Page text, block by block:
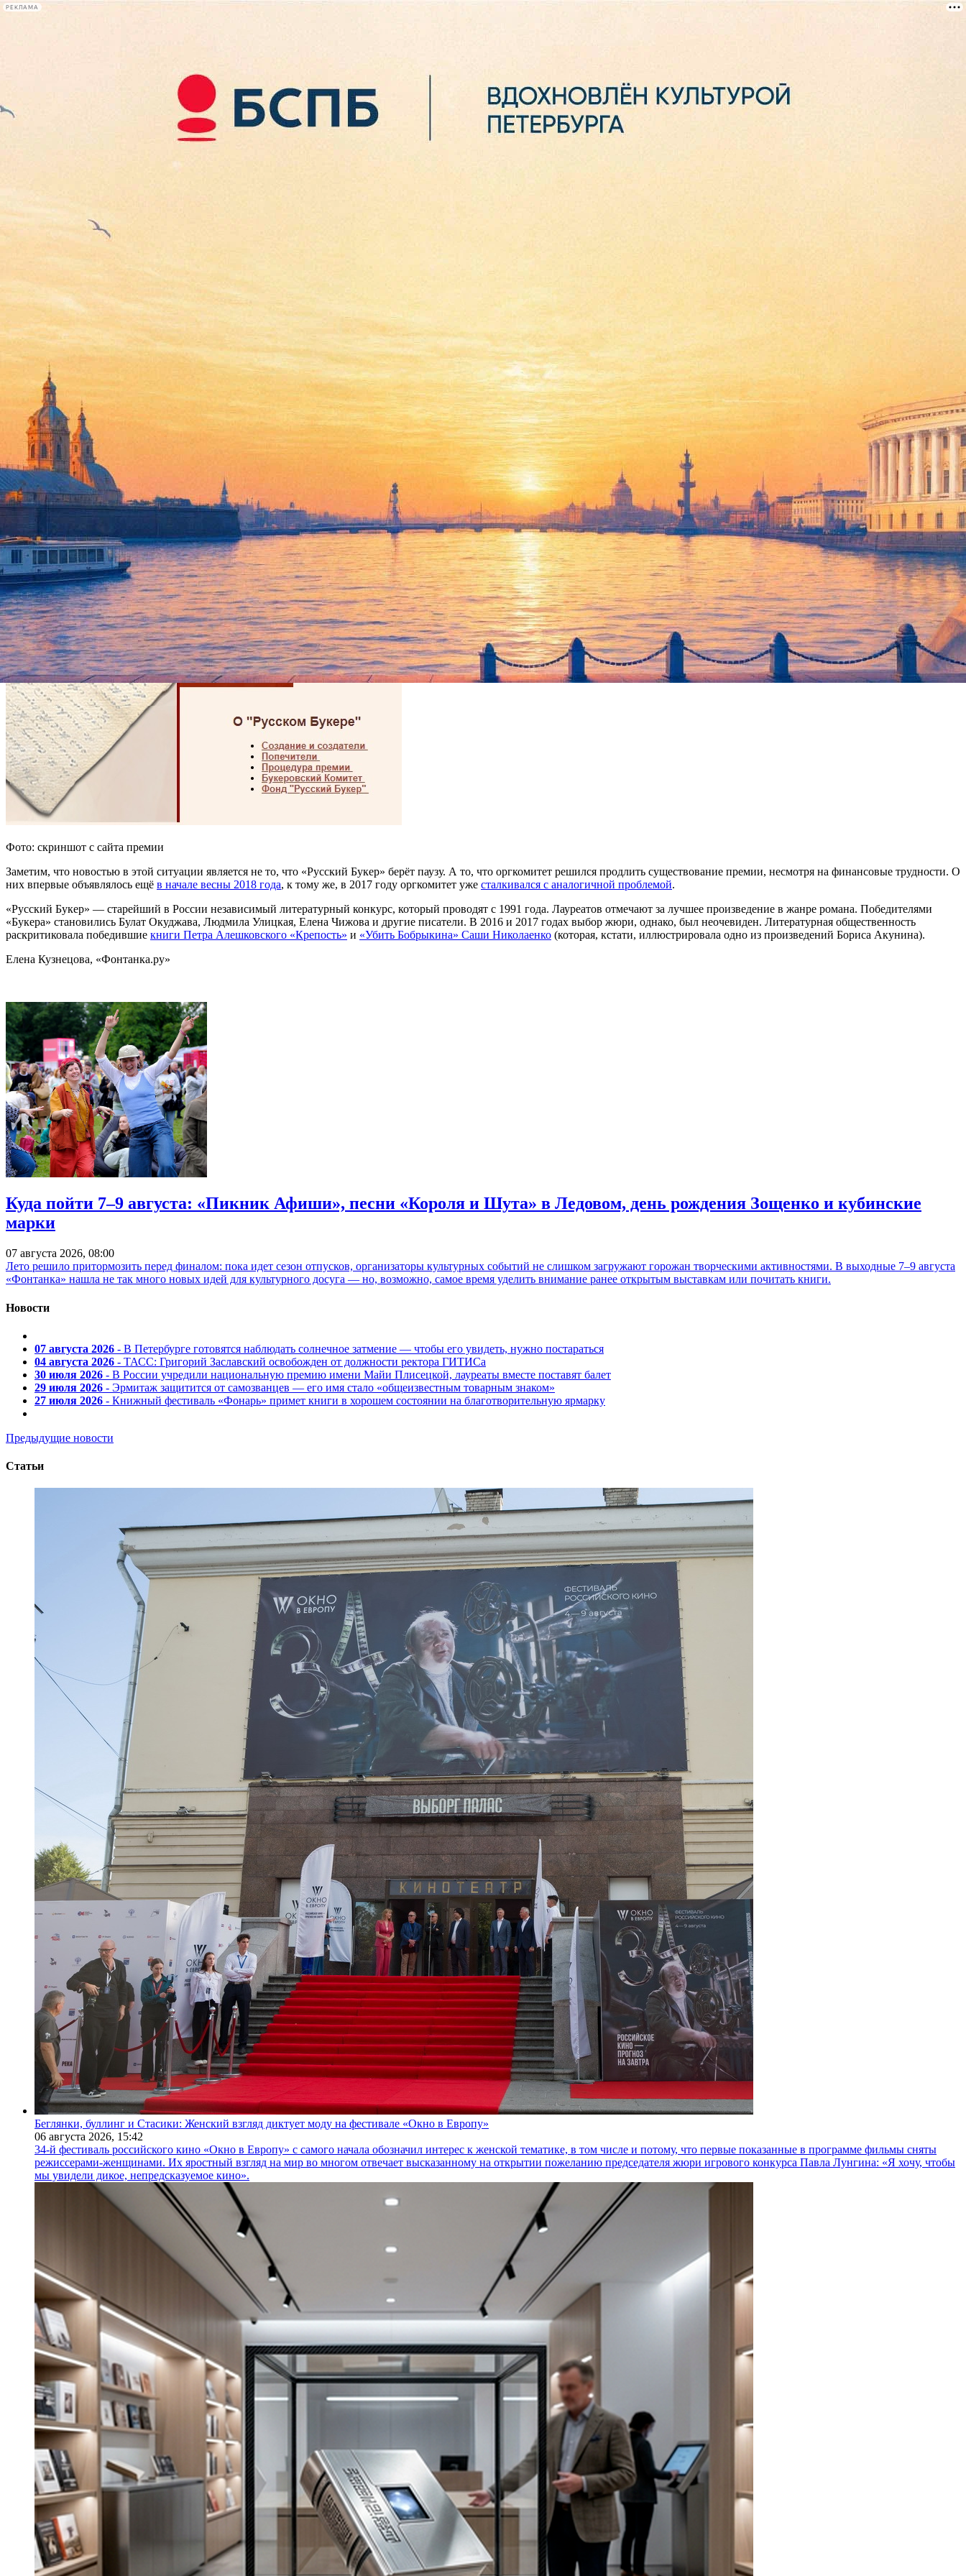
РЕКЛАМА
лекции
книги
Премия «Русский Букер» не нашла спонсоров и приостанавливает работу
16 июля 2018,
Старейшая в России литературная премия «Русский Букер» приостанавливает работу на год из-за недостатка финансирования. В 2018 году награду вручать не будут, за этим может
последовать полное закрытие проекта. Такую информацию 16 июля распространил среди журналистов оргкомитет «Русского Букера».
— Что за этим последует? Мы не можем сказать. На этот год Букер берет паузу, не оставляя усилий найти финансовую поддержку, — отмечает оргкомитет. — Удастся ли это нам, будет ясно в
ноябре-декабре, когда окончательно формируются благотворительные бюджеты компаний на будущий год. Если нет, то правление фонда «Русский Букер» начнет процедуру закрытия премии.
И старейшая российская независимая премия окажется в ряду частных культурных инициатив и премий (например,«Дебют»), в последние годы прекративших свое существование.
Фото: скриншот с сайта премии
Заметим, что новостью в этой ситуации является не то, что «Русский Букер» берёт паузу. А то, что оргкомитет решился продлить существование премии, несмотря на финансовые трудности. О
них впервые объявлялось ещё в начале весны 2018 года, к тому же, в 2017 году оргкомитет уже сталкивался с аналогичной проблемой.
«Русский Букер» — старейший в России независимый литературный конкурс, который проводят с 1991 года. Лауреатов отмечают за лучшее произведение в жанре романа. Победителями
«Букера» становились Булат Окуджава, Людмила Улицкая, Елена Чижова и другие писатели. В 2016 и 2017 годах выбор жюри, однако, был неочевиден. Литературная общественность
раскритиковала победившие книги Петра Алешковского «Крепость» и «Убить Бобрыкина» Саши Николаенко (которая, кстати, иллюстрировала одно из произведений Бориса Акунина).
Елена Кузнецова, «Фонтанка.ру»
Куда пойти 7–9 августа: «Пикник Афиши», песни «Короля и Шута» в Ледовом, день рождения Зощенко и кубинские
марки
07 августа 2026, 08:00
Лето решило притормозить перед финалом: пока идет сезон отпусков, организаторы культурных событий не слишком загружают горожан творческими активностями. В выходные 7–9 августа
«Фонтанка» нашла не так много новых идей для культурного досуга — но, возможно, самое время уделить внимание ранее открытым выставкам или почитать книги.
Новости
07 августа 2026 - В Петербурге готовятся наблюдать солнечное затмение — чтобы его увидеть, нужно постараться
04 августа 2026 - ТАСС: Григорий Заславский освобожден от должности ректора ГИТИСа
30 июля 2026 - В России учредили национальную премию имени Майи Плисецкой, лауреаты вместе поставят балет
29 июля 2026 - Эрмитаж защитится от самозванцев — его имя стало «общеизвестным товарным знаком»
27 июля 2026 - Книжный фестиваль «Фонарь» примет книги в хорошем состоянии на благотворительную ярмарку
Предыдущие новости
Статьи
Беглянки, буллинг и Стасики: Женский взгляд диктует моду на фестивале «Окно в Европу»
06 августа 2026, 15:42
34-й фестиваль российского кино «Окно в Европу» с самого начала обозначил интерес к женской тематике, в том числе и потому, что первые показанные в программе фильмы сняты
режиссерами-женщинами. Их яростный взгляд на мир во многом отвечает высказанному на открытии пожеланию председателя жюри игрового конкурса Павла Лунгина: «Я хочу, чтобы
мы увидели дикое, непредсказуемое кино».